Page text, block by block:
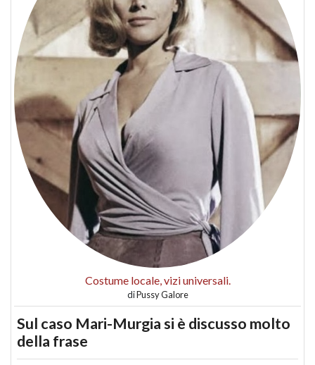
Costume locale, vizi universali.
diPussy Galore
Sul caso Mari-Murgia si è discusso molto
della frase